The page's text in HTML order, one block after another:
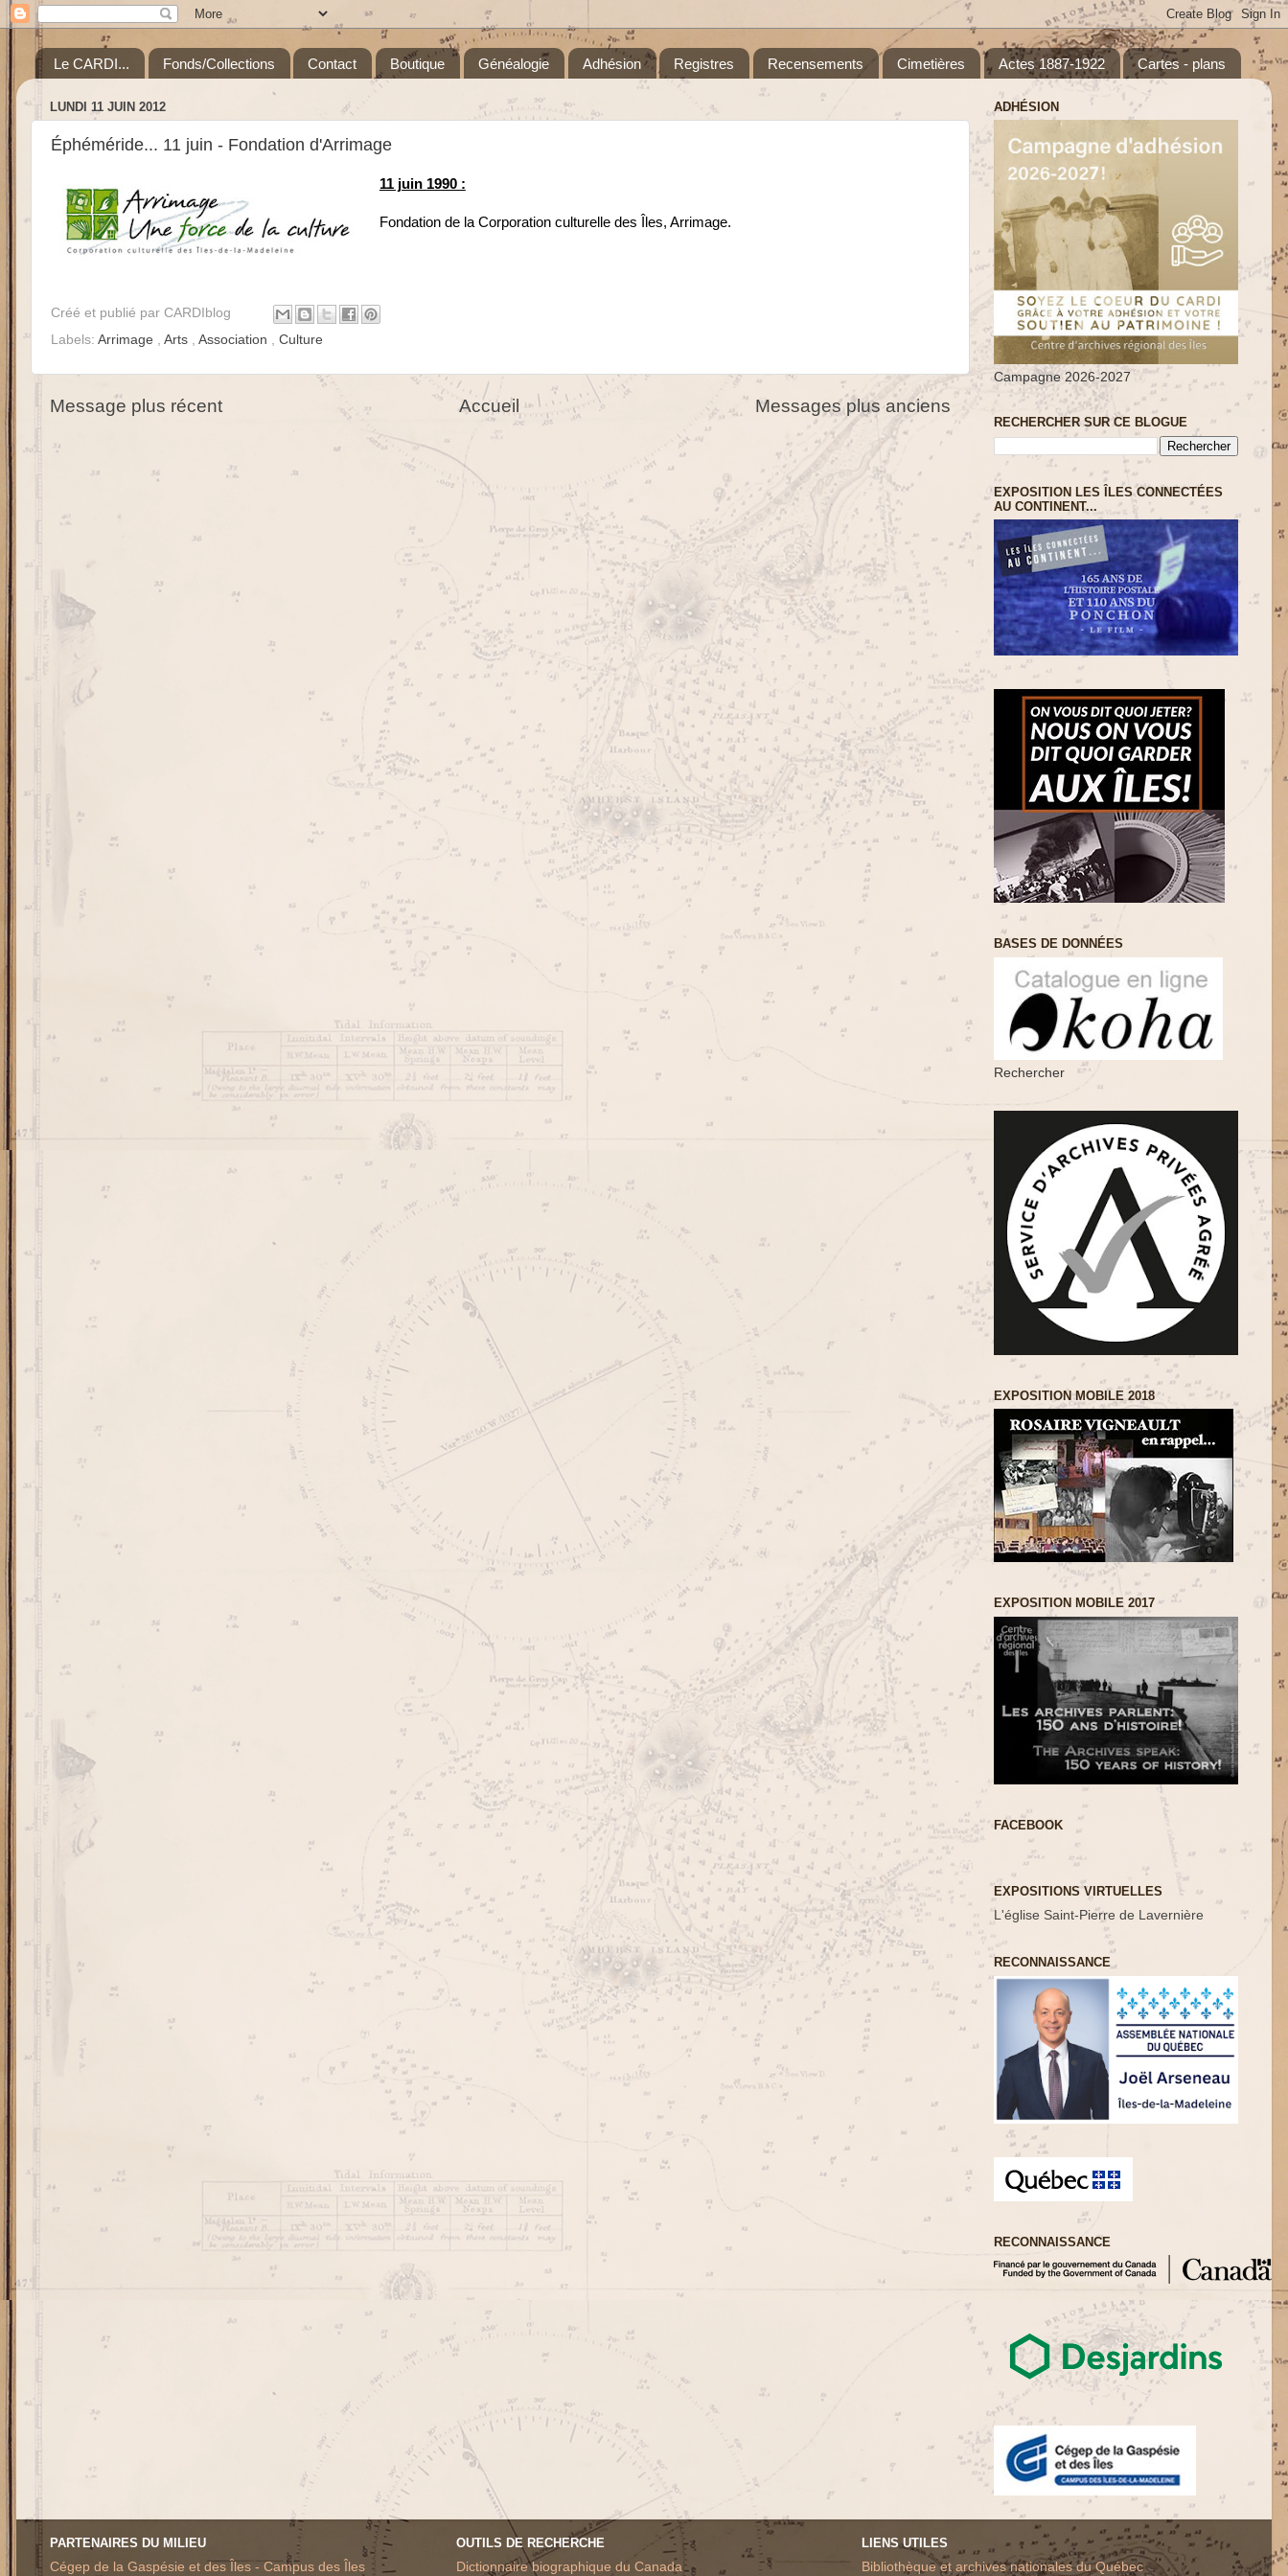
Le CARDI... Fonds/Collections Contact Boutique Généalogie Adhésion Registres Recensements Cimetières Actes 1887-1922 Cartes - plans
LUNDI 11 JUIN 2012
Éphéméride... 11 juin - Fondation d'Arrimage
11 juin 1990 :
Fondation de la Corporation culturelle des Îles, Arrimage.
Créé et publié par CARDIblog
Labels: Arrimage , Arts , Association , Culture
Message plus récent Messages plus anciens
Accueil
ADHÉSION
Campagne 2026-2027
RECHERCHER SUR CE BLOGUE
EXPOSITION LES ÎLES CONNECTÉES
AU CONTINENT...
BASES DE DONNÉES
Rechercher
EXPOSITION MOBILE 2018
EXPOSITION MOBILE 2017
FACEBOOK
EXPOSITIONS VIRTUELLES
L'église Saint-Pierre de Lavernière
RECONNAISSANCE
RECONNAISSANCE
PARTENAIRES DU MILIEU
Cégep de la Gaspésie et des Îles - Campus des Îles
OUTILS DE RECHERCHE
Dictionnaire biographique du Canada
LIENS UTILES
Bibliothèque et archives nationales du Québec